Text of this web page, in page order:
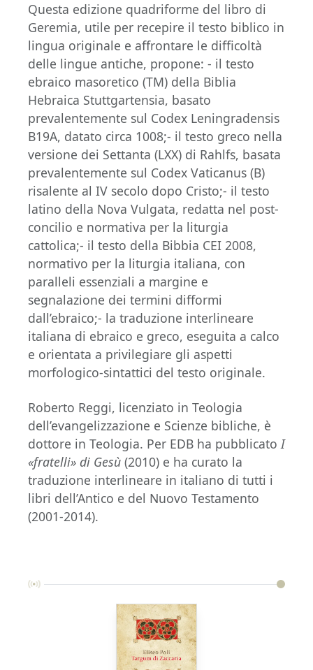
Questa edizione quadriforme del libro di
Geremia, utile per recepire il testo biblico in
lingua originale e affrontare le difficoltà
delle lingue antiche, propone: - il testo
ebraico masoretico (TM) della Biblia
Hebraica Stuttgartensia, basato
prevalentemente sul Codex Leningradensis
B19A, datato circa 1008;- il testo greco nella
versione dei Settanta (LXX) di Rahlfs, basata
prevalentemente sul Codex Vaticanus (B)
risalente al IV secolo dopo Cristo;- il testo
latino della Nova Vulgata, redatta nel post-
concilio e normativa per la liturgia
cattolica;- il testo della Bibbia CEI 2008,
normativo per la liturgia italiana, con
paralleli essenziali a margine e
segnalazione dei termini difformi
dall’ebraico;- la traduzione interlineare
italiana di ebraico e greco, eseguita a calco
e orientata a privilegiare gli aspetti
morfologico-sintattici del testo originale.
Roberto Reggi, licenziato in Teologia
dell’evangelizzazione e Scienze bibliche, è
dottore in Teologia. Per EDB ha pubblicatoI
«fratelli» di Gesù (2010) e ha curato la
traduzione interlineare in italiano di tutti i
libri dell’Antico e del Nuovo Testamento
(2001-2014).